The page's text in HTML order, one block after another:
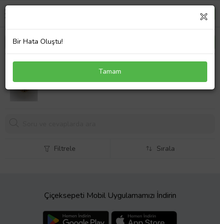
Ayaklı Yuvarlak Kelebekli Gold Kek, Kurabiye ve
Pasta Sunum Tabağı, Tepsisi
Filtrele Sırala
Çiçeksepeti Mobil Uygulamamızı İndirin
Bir Hata Oluştu!
Tamam